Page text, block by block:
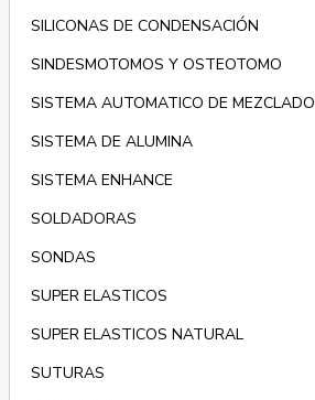
SILICONAS DE CONDENSACIÓN
SINDESMOTOMOS Y OSTEOTOMO
SISTEMA AUTOMATICO DE MEZCLADO
SISTEMA DE ALUMINA
SISTEMA ENHANCE
SOLDADORAS
SONDAS
SUPER ELASTICOS
SUPER ELASTICOS NATURAL
SUTURAS